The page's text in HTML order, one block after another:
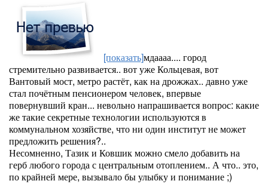
[показать]мдаааа.... город
стремительно развивается.. вот уже Кольцевая, вот
Вантовый мост, метро растёт, как на дрожжах.. давно уже
стал почётным пенсионером человек, впервые
повернувший кран... невольно напрашивается вопрос: какие
же такие секретные технологии используются в
коммунальном хозяйстве, что ни один институт не может
предложить решения?..
Несомненно, Тазик и Ковшик можно смело добавить на
герб любого города с центральным отоплением.. А что.. это,
по крайней мере, вызывало бы улыбку и понимание ;)